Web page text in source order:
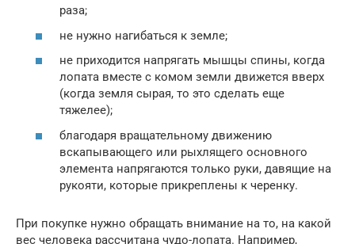
раза;
не нужно нагибаться к земле;
не приходится напрягать мышцы спины, когда
лопата вместе с комом земли движется вверх
(когда земля сырая, то это сделать еще
тяжелее);
благодаря вращательному движению
вскапывающего или рыхлящего основного
элемента напрягаются только руки, давящие на
рукояти, которые прикреплены к черенку.
При покупке нужно обращать внимание на то, на какой
вес человека рассчитана чудо-лопата. Например,